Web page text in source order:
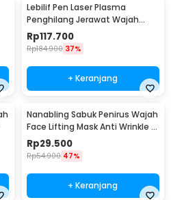
Lebilif Pen Laser Plasma
Penghilang Jerawat Wajah
Dark Spot 5.5W - JT75
Rp117.700
Rp184.900 37%
+ Keranjang
Nanabling Sabuk Penirus Wajah
Face Lifting Mask Anti Wrinkle M
- TZ20
Rp29.500
Rp54.900 47%
+ Keranjang